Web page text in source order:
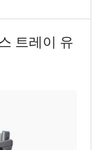
트레이 유